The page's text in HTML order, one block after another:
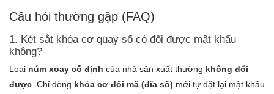
Câu hỏi thường gặp (FAQ)
1. Két sắt khóa cơ quay số có đổi được mật khẩu
không?
Loại núm xoay cố định của nhà sản xuất thường không đổi
được . Chỉ dòng khóa cơ đổi mã (đĩa số) mới tự đặt lại mật khẩu